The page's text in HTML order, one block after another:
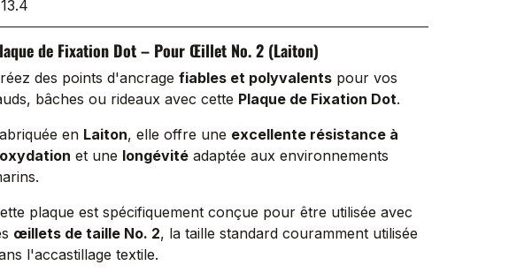
13.4
de Fixation Dot– PourŒillet No. 2 (Laiton)
des points d'ancrage fiables et polyvalents pour vos
bâches ou rideaux avec cette Plaque de Fixation Dot.
en Laiton, elle offre une excellente résistance à
et une longévité adaptée aux environnements
plaque est spécifiquement conçue pour être utilisée avec
œillets de taille No. 2, la taille standard couramment utilisée
l'accastillage textile.